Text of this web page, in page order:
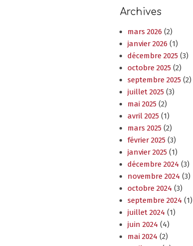
Archives
mars 2026 (2)
janvier 2026 (1)
décembre 2025 (3)
octobre 2025 (2)
septembre 2025 (2)
juillet 2025 (3)
mai 2025 (2)
avril 2025 (1)
mars 2025 (2)
février 2025 (3)
janvier 2025 (1)
décembre 2024 (3)
novembre 2024 (3)
octobre 2024 (3)
septembre 2024 (1)
juillet 2024 (1)
juin 2024 (4)
mai 2024 (2)